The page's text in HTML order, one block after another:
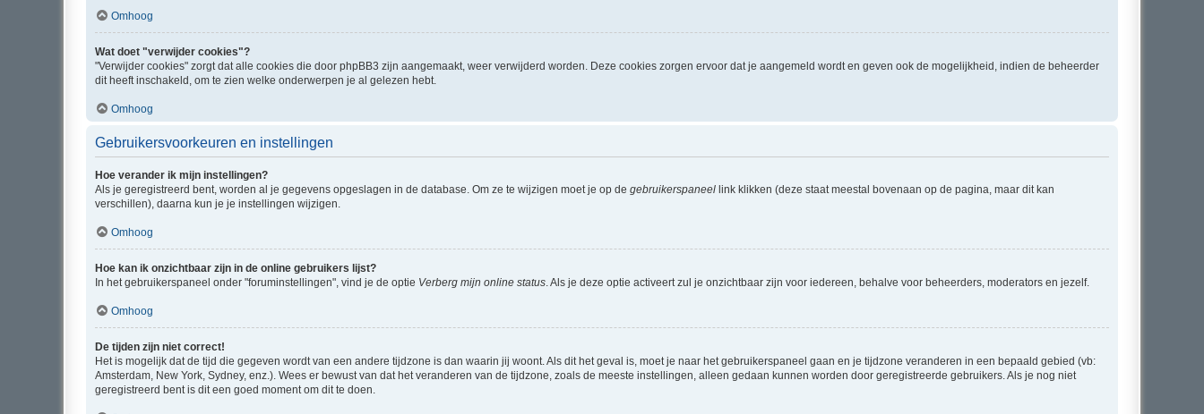
Omhoog
Wat doet "verwijder cookies"?
"Verwijder cookies" zorgt dat alle cookies die door phpBB3 zijn aangemaakt, weer verwijderd worden. Deze cookies zorgen ervoor dat je aangemeld wordt en geven ook de mogelijkheid, indien de beheerder
dit heeft inschakeld, om te zien welke onderwerpen je al gelezen hebt.
Omhoog
Gebruikersvoorkeuren en instellingen
Hoe verander ik mijn instellingen?
Als je geregistreerd bent, worden al je gegevens opgeslagen in de database. Om ze te wijzigen moet je op de gebruikerspaneel link klikken (deze staat meestal bovenaan op de pagina, maar dit kan
verschillen), daarna kun je je instellingen wijzigen.
Omhoog
Hoe kan ik onzichtbaar zijn in de online gebruikers lijst?
In het gebruikerspaneel onder "foruminstellingen", vind je de optie Verberg mijn online status. Als je deze optie activeert zul je onzichtbaar zijn voor iedereen, behalve voor beheerders, moderators en jezelf.
Omhoog
De tijden zijn niet correct!
Het is mogelijk dat de tijd die gegeven wordt van een andere tijdzone is dan waarin jij woont. Als dit het geval is, moet je naar het gebruikerspaneel gaan en je tijdzone veranderen in een bepaald gebied (vb:
Amsterdam, New York, Sydney, enz.). Wees er bewust van dat het veranderen van de tijdzone, zoals de meeste instellingen, alleen gedaan kunnen worden door geregistreerde gebruikers. Als je nog niet
geregistreerd bent is dit een goed moment om dit te doen.